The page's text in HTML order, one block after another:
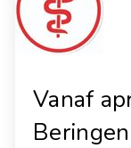
Vanaf
Beringen